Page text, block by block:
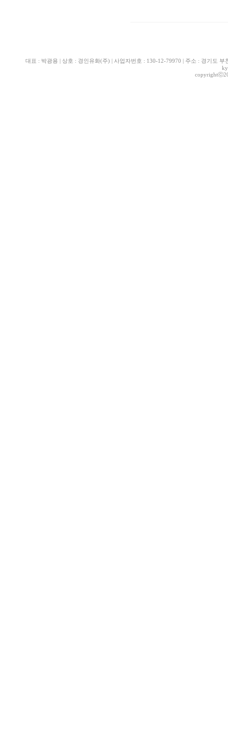
대표 : 박광용 | 상호 : 경인유화(주) | 사업자번호 : 130-12-79970 | 주소 : 경기도